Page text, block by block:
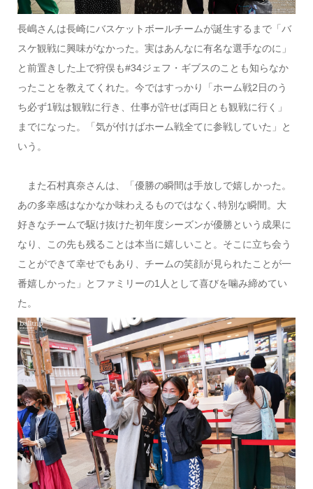
長嶋さんは長崎にバスケットボールチームが誕生するまで「バ
スケ観戦に興味がなかった。実はあんなに有名な選手なのに」
と前置きした上で狩俣も#34ジェフ・ギブスのことも知らなか
ったことを教えてくれた。今ではすっかり「ホーム戦2日のう
ち必ず1戦は観戦に行き、仕事が許せば両日とも観戦に行く」
までになった。「気が付けばホーム戦全てに参戦していた」と
いう。
また石村真奈さんは、「優勝の瞬間は手放しで嬉しかった。
あの多幸感はなかなか味わえるものではなく､特別な瞬間。大
好きなチームで駆け抜けた初年度シーズンが優勝という成果に
なり、この先も残ることは本当に嬉しいこと。そこに立ち会う
ことができて幸せでもあり、チームの笑顔が見られたことが一
番嬉しかった」とファミリーの1人として喜びを噛み締めてい
た。